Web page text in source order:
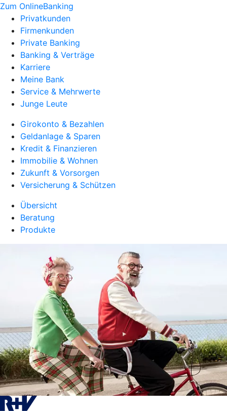
Zum OnlineBanking
Privatkunden
Firmenkunden
Private Banking
Banking & Verträge
Karriere
Meine Bank
Service & Mehrwerte
Junge Leute
Girokonto & Bezahlen
Geldanlage & Sparen
Kredit & Finanzieren
Immobilie & Wohnen
Zukunft & Vorsorgen
Versicherung & Schützen
Übersicht
Beratung
Produkte